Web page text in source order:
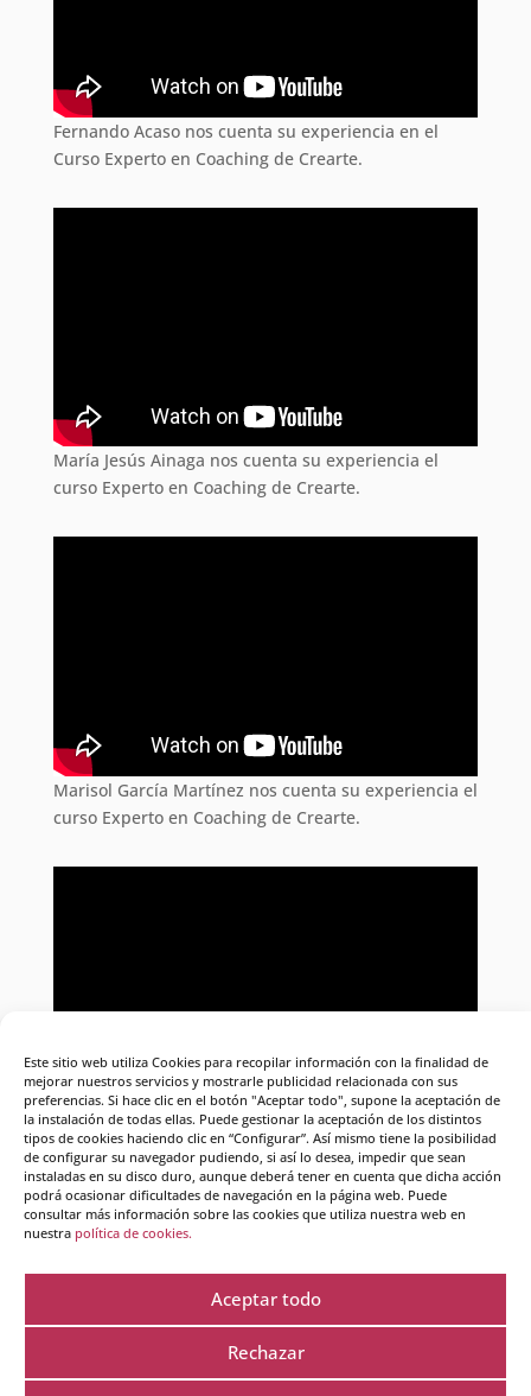
Este sitio web utiliza Cookies para recopilar información con la finalidad de
mejorar nuestros servicios y mostrarle publicidad relacionada con sus
preferencias. Si hace clic en el botón "Aceptar todo", supone la aceptación de
la instalación de todas ellas. Puede gestionar la aceptación de los distintos
tipos de cookies haciendo clic en “Configurar”. Así mismo tiene la posibilidad
de configurar su navegador pudiendo, si así lo desea, impedir que sean
instaladas en su disco duro, aunque deberá tener en cuenta que dicha acción
podrá ocasionar dificultades de navegación en la página web. Puede
consultar más información sobre las cookies que utiliza nuestra web en
nuestra política de cookies.
Aceptar todo
Rechazar
Fernando Acaso nos cuenta su experiencia en el
Curso Experto en Coaching de Crearte.
María Jesús Ainaga nos cuenta su experiencia el
curso Experto en Coaching de Crearte.
Marisol García Martínez nos cuenta su experiencia el
curso Experto en Coaching de Crearte.
Alejandra Grepi nos habla sobre el Curso Experto en
Coaching de Crearte.